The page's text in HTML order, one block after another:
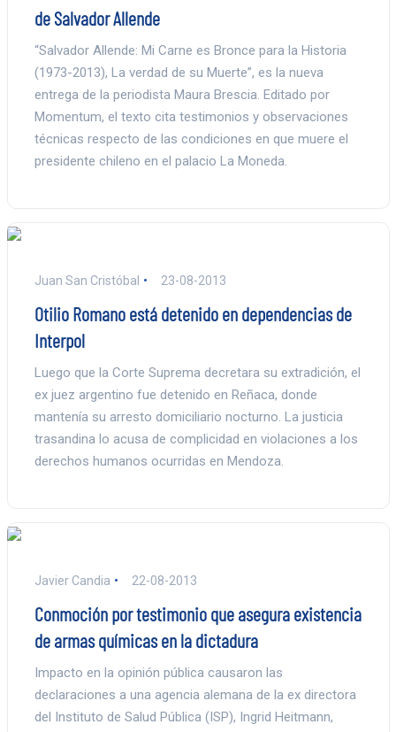
de Salvador Allende
“Salvador Allende: Mi Carne es Bronce para la Historia
(1973-2013), La verdad de su Muerte”, es la nueva
entrega de la periodista Maura Brescia. Editado por
Momentum, el texto cita testimonios y observaciones
técnicas respecto de las condiciones en que muere el
presidente chileno en el palacio La Moneda.
Juan San Cristóbal 23-08-2013
Otilio Romano está detenido en dependencias de
Interpol
Luego que la Corte Suprema decretara su extradición, el
ex juez argentino fue detenido en Reñaca, donde
mantenía su arresto domiciliario nocturno. La justicia
trasandina lo acusa de complicidad en violaciones a los
derechos humanos ocurridas en Mendoza.
Javier Candia 22-08-2013
Conmoción por testimonio que asegura existencia
de armas químicas en la dictadura
Impacto en la opinión pública causaron las
declaraciones a una agencia alemana de la ex directora
del Instituto de Salud Pública (ISP), Ingrid Heitmann,